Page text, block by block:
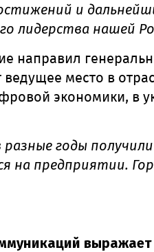
и
лидерства нашей
направил
место в
экономики, в
годы
на предприятии.